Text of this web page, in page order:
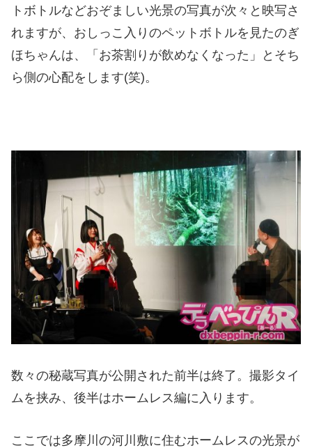
トボトルなどおぞましい光景の写真が次々と映写さ
れますが、おしっこ入りのペットボトルを見たのぎ
ほちゃんは、「お茶割りが飲めなくなった」とそち
ら側の心配をします(笑)。
数々の秘蔵写真が公開された前半は終了。撮影タイ
ムを挟み、後半はホームレス編に入ります。
ここでは多摩川の河川敷に住むホームレスの光景が